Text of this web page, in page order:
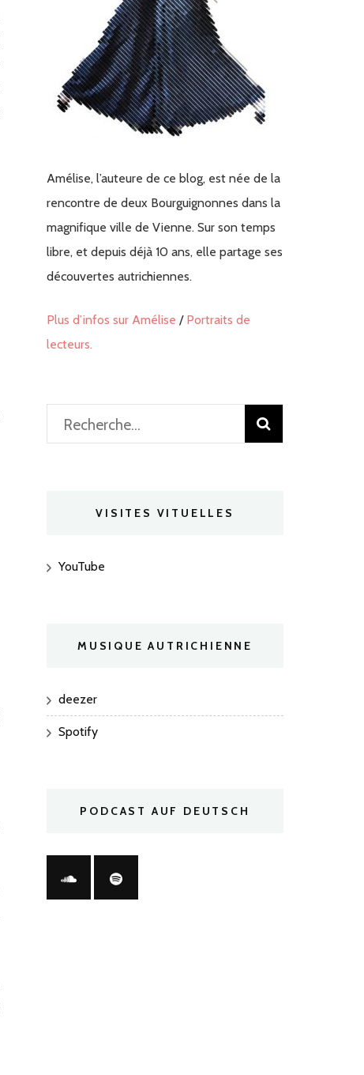
Amélise, l’auteure de ce blog, est née de la
rencontre de deux Bourguignonnes dans la
magnifique ville de Vienne. Sur son temps
libre, et depuis déjà 10 ans, elle partage ses
découvertes autrichiennes.
Plus d’infos sur Amélise / Portraits de
lecteurs.
Rechercher :
VISITES VITUELLES
YouTube
MUSIQUE AUTRICHIENNE
deezer
Spotify
PODCAST AUF DEUTSCH